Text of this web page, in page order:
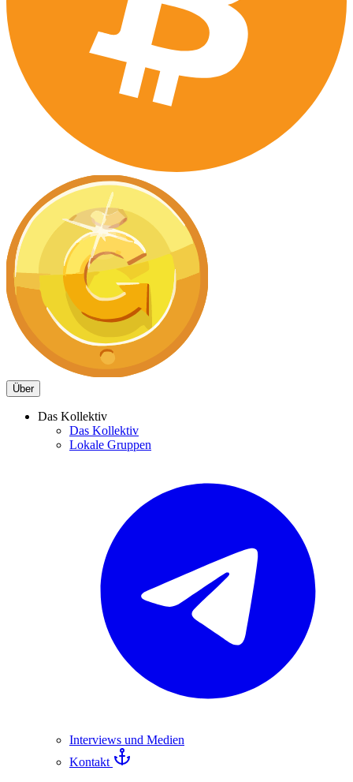
Über
Das Kollektiv
Das Kollektiv
Lokale Gruppen
Interviews und Medien
Kontakt